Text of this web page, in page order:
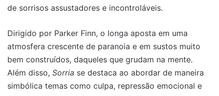
de sorrisos assustadores e incontroláveis.
Dirigido por Parker Finn, o longa aposta em uma
atmosfera crescente de paranoia e em sustos muito
bem construídos, daqueles que grudam na mente.
Além disso, Sorria se destaca ao abordar de maneira
simbólica temas como culpa, repressão emocional e